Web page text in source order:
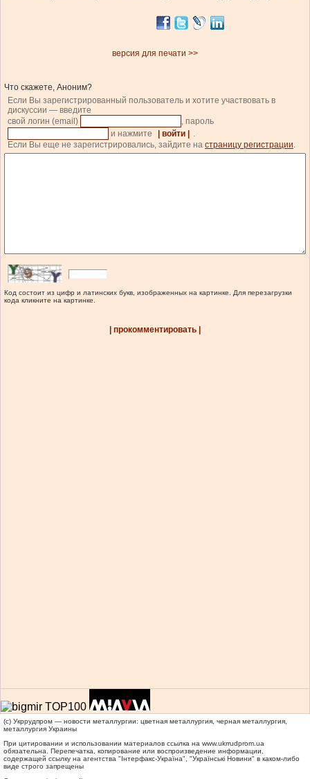
версия для печати >>
Что скажете, Аноним?
Если Вы зарегистрированный пользователь и хотите участвовать в
дискуссии — введите
свой логин (email)
, пароль
и нажмите
| войти |
.
Если Вы еще не зарегистрировались, зайдите на страницу регистрации.
Код состоит из цифр и латинских букв, изображенных на картинке. Для перезагрузки
кода кликните на картинке.
| прокомментировать |
(c) Укррудпром — новости металлургии: цветная металлургия, черная металлургия,
металлургия Украины
При цитировании и использовании материалов ссылка на www.ukrrudprom.ua
обязательна. Перепечатка, копирование или воспроизведение информации,
содержащей ссылку на агентства "Iнтерфакс-Україна", "Українськi Новини" в каком-либо
виде строго запрещены